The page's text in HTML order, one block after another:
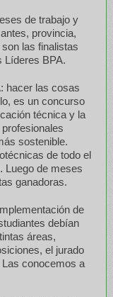
de trabajo y
provincia,
las finalistas
Líderes BPA.
hacer las cosas
es un concurso
técnica y la
sostenible.
de todo el
Luego de meses
ganadoras.
de
debían
áreas,
el jurado
conocemos a